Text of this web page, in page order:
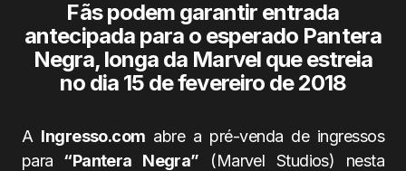
Fãs podem garantir entrada
antecipada para o esperado Pantera
Negra, longa da Marvel que estreia
no dia 15 de fevereiro de 2018
A Ingresso.com abre a pré-venda de ingressos
para “Pantera Negra” (Marvel Studios) nesta